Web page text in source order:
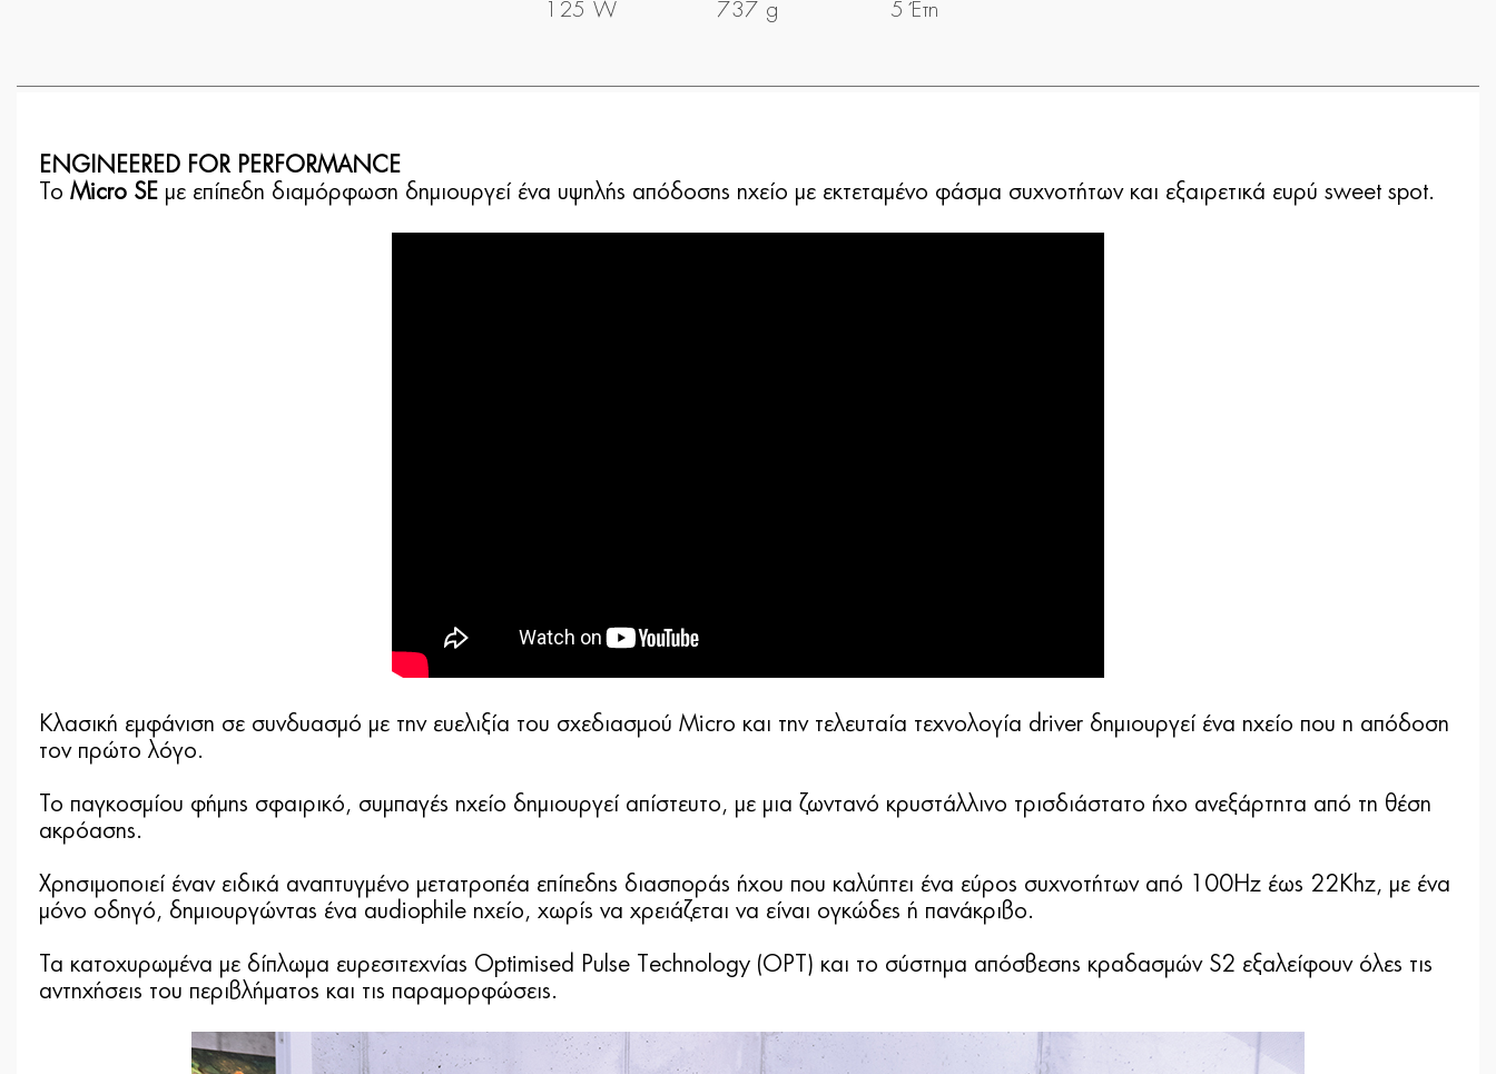
125 W
737 g
5 Έτη
ENGINEERED FOR PERFORMANCE
Το Micro SE με επίπεδη διαμόρφωση δημιουργεί ένα υψηλής απόδοσης ηχείο με εκτεταμένο φάσμα συχνοτήτων και εξαιρετικά ευρύ sweet spot.
Kλασική εμφάνιση σε συνδυασμό με την ευελιξία του σχεδιασμού Micro και την τελευταία τεχνολογία driver δημιουργεί ένα ηχείο που η απόδοση
τον πρώτο λόγο.
Το παγκοσμίου φήμης σφαιρικό, συμπαγές ηχείο δημιουργεί απίστευτο, με μια ζωντανό κρυστάλλινο τρισδιάστατο ήχο ανεξάρτητα από τη θέση
ακρόασης.
Χρησιμοποιεί έναν ειδικά αναπτυγμένο μετατροπέα επίπεδης διασποράς ήχου που καλύπτει ένα εύρος συχνοτήτων από 100Hz έως 22Khz, με ένα
μόνο οδηγό, δημιουργώντας ένα audiophile ηχείο, χωρίς να χρειάζεται να είναι ογκώδες ή πανάκριβο.
Τα κατοχυρωμένα με δίπλωμα ευρεσιτεχνίας Optimised Pulse Technology (OPT) και το σύστημα απόσβεσης κραδασμών S2 εξαλείφουν όλες τις
αντηχήσεις του περιβλήματος και τις παραμορφώσεις.